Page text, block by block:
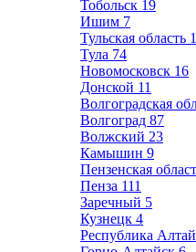
Тобольск 19
Ишим 7
Тульская область
Тула 74
Новомосковск 16
Донской 11
Волгоградская
Волгоград 87
Волжский 23
Камышин 9
Пензенская
Пенза 111
Заречный 5
Кузнецк 4
Республика Алтай